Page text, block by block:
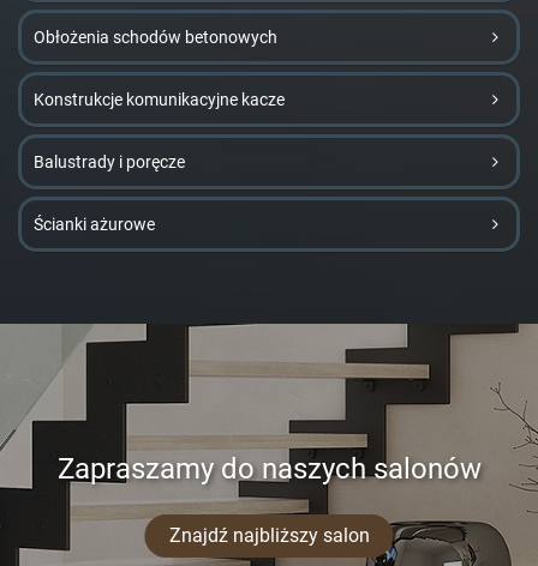
Obłożenia schodów betonowych
Konstrukcje komunikacyjne kacze
Balustrady i poręcze
Ścianki ażurowe
Zapraszamy do naszych salonów
Znajdź najbliższy salon